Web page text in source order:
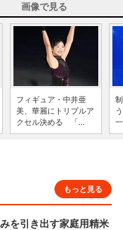
画像で見る
フィギュア・中井亜
美、華麗にトリプルア
クセル決める 「...
もっと見る
を引き出す家庭用精米